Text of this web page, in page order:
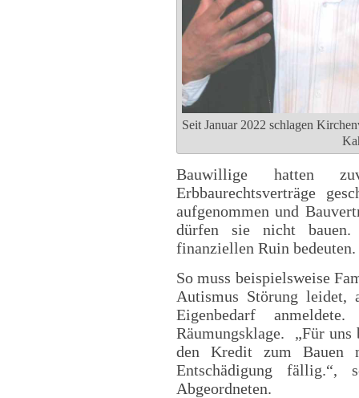
Seit Januar 2022 schlagen
Bauwillige hatten
Erbbaurechtsverträge
aufgenommen und
dürfen sie nicht
finanziellen Ruin bedeuten.
So muss beispielsweise
Autismus Störung leidet,
Eigenbedarf
Räumungsklage. „Für uns
den Kredit zum Bauen
Entschädigung
Abgeordneten.